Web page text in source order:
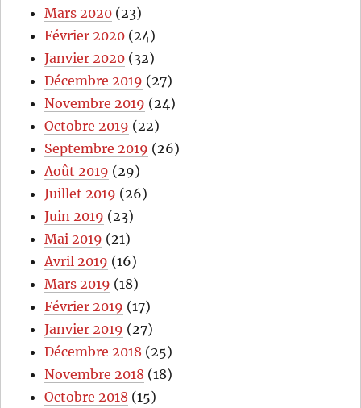
Mars 2020 (23)
Février 2020 (24)
Janvier 2020 (32)
Décembre 2019 (27)
Novembre 2019 (24)
Octobre 2019 (22)
Septembre 2019 (26)
Août 2019 (29)
Juillet 2019 (26)
Juin 2019 (23)
Mai 2019 (21)
Avril 2019 (16)
Mars 2019 (18)
Février 2019 (17)
Janvier 2019 (27)
Décembre 2018 (25)
Novembre 2018 (18)
Octobre 2018 (15)